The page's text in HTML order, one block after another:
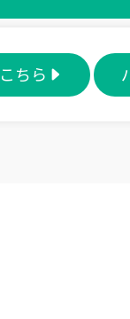
ちら